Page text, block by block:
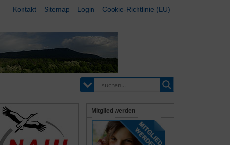
Kontakt Sitemap Login Cookie-Richtlinie (EU)
Mitglied werden